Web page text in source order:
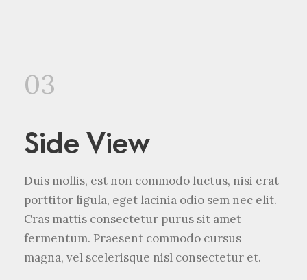
03
Side View
Duis mollis, est non commodo luctus, nisi erat
porttitor ligula, eget lacinia odio sem nec elit.
Cras mattis consectetur purus sit amet
fermentum. Praesent commodo cursus
magna, vel scelerisque nisl consectetur et.